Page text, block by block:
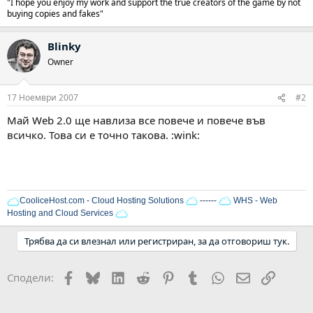
buying copies and fakes"
Blinky
Owner
17 Ноември 2007 #2
Май Web 2.0 ще навлиза все повече и повече във
всичко. Това си е точно такова. :wink:
CooliceHost.com - Cloud Hosting Solutions ------
WHS - Web
Hosting and Cloud Services
Трябва да си влезнал или регистриран, за да отговориш тук.
Сподели: Facebook
BlueskyLinkedIn
Reddit PinterestTumblr WhatsApp
EmailLink